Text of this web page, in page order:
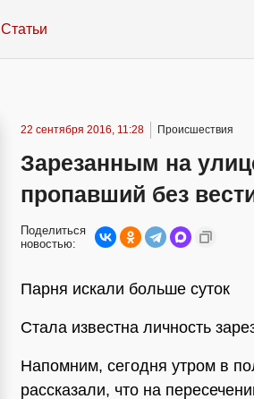
Статьи
22 сентября 2016, 11:28 Происшествия
Зарезанным на
пропавший без
Поделиться
новостью:
Парня искали больше суток
Стала известна личность
Напомним, сегодня утром в
рассказали, что на